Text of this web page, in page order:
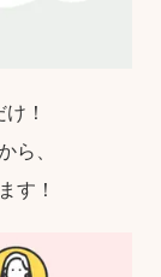
！
ら、
す！